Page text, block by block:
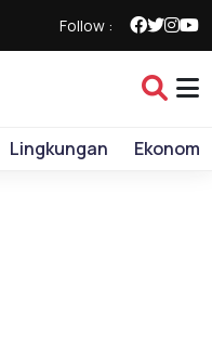
Follow :
Lingkungan Ekonomi